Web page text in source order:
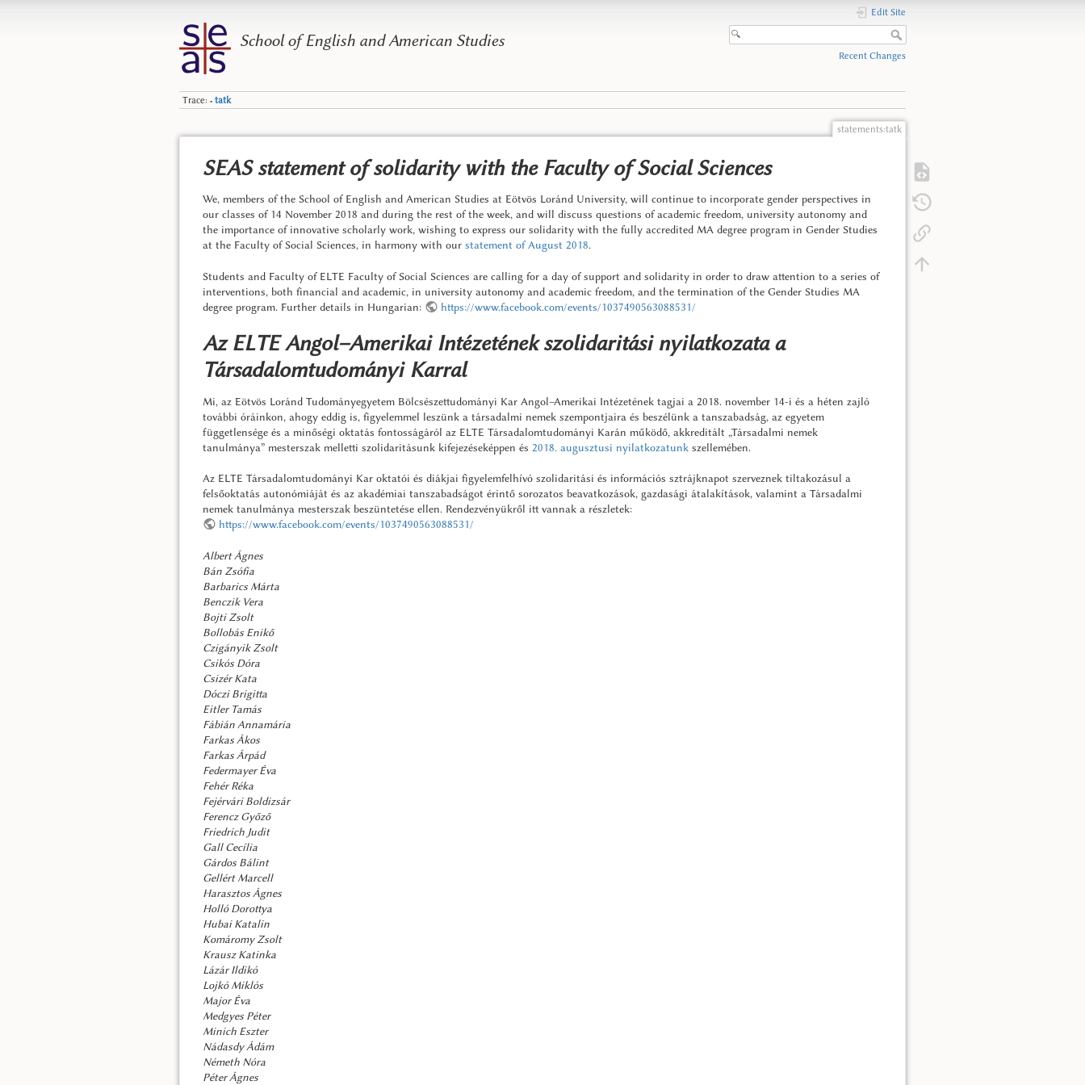
School of English and American Studies
Edit Site
Recent Changes
Trace: • tatk
statements:tatk
SEAS statement of solidarity with the Faculty of Social Sciences
We, members of the School of English and American Studies at Eötvös Loránd University, will continue to incorporate gender perspectives in
our classes of 14 November 2018 and during the rest of the week, and will discuss questions of academic freedom, university autonomy and
the importance of innovative scholarly work, wishing to express our solidarity with the fully accredited MA degree program in Gender Studies
at the Faculty of Social Sciences, in harmony with our statement of August 2018.
Students and Faculty of ELTE Faculty of Social Sciences are calling for a day of support and solidarity in order to draw attention to a series of
interventions, both financial and academic, in university autonomy and academic freedom, and the termination of the Gender Studies MA
degree program. Further details in Hungarian:
https://www.facebook.com/events/1037490563088531/
Az ELTE Angol–Amerikai Intézetének szolidaritási nyilatkozata a
Társadalomtudományi Karral
Mi, az Eötvös Loránd Tudományegyetem Bölcsészettudományi Kar Angol–Amerikai Intézetének tagjai a 2018. november 14-i és a héten zajló
további óráinkon, ahogy eddig is, figyelemmel leszünk a társadalmi nemek szempontjaira és beszélünk a tanszabadság, az egyetem
függetlensége és a minőségi oktatás fontosságáról az ELTE Társadalomtudományi Karán működő, akkreditált „Társadalmi nemek
tanulmánya” mesterszak melletti szolidaritásunk kifejezéseképpen és 2018. augusztusi nyilatkozatunk szellemében.
Az ELTE Társadalomtudományi Kar oktatói és diákjai figyelemfelhívó szolidaritási és információs sztrájknapot szerveznek tiltakozásul a
felsőoktatás autonómiáját és az akadémiai tanszabadságot érintő sorozatos beavatkozások, gazdasági átalakítások, valamint a Társadalmi
nemek tanulmánya mesterszak beszüntetése ellen. Rendezvényükről itt vannak a részletek:
https://www.facebook.com/events/1037490563088531/
Albert Ágnes
Bán Zsófia
Barbarics Márta
Benczik Vera
Bojti Zsolt
Bollobás Enikő
Czigányik Zsolt
Csikós Dóra
Csizér Kata
Dóczi Brigitta
Eitler Tamás
Fábián Annamária
Farkas Ákos
Farkas Árpád
Federmayer Éva
Fehér Réka
Fejérvári Boldizsár
Ferencz Győző
Friedrich Judit
Gall Cecília
Gárdos Bálint
Gellért Marcell
Harasztos Ágnes
Holló Dorottya
Hubai Katalin
Komáromy Zsolt
Krausz Katinka
Lázár Ildikó
Lojkó Miklós
Major Éva
Medgyes Péter
Minich Eszter
Nádasdy Ádám
Németh Nóra
Péter Ágnes